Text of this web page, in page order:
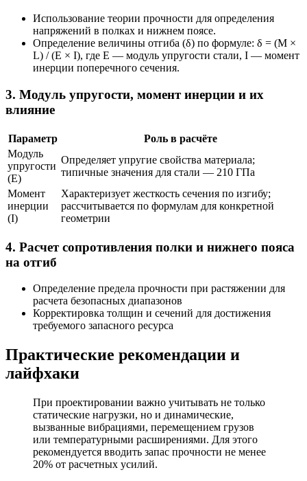
Использование теории прочности для определения
напряжений в полках и нижнем поясе.
Определение величины отгиба (δ) по формуле: δ = (M ×
L) / (E × I), где E — модуль упругости стали, I — момент
инерции поперечного сечения.
3. Модуль упругости, момент инерции и их
влияние
Параметр
Роль в расчёте
Модуль
упругости
(E)
Определяет упругие свойства материала;
типичные значения для стали — 210 ГПа
Момент
инерции
(I)
Характеризует жесткость сечения по изгибу;
рассчитывается по формулам для конкретной
геометрии
4. Расчет сопротивления полки и нижнего пояса
на отгиб
Определение предела прочности при растяжении для
расчета безопасных диапазонов
Корректировка толщин и сечений для достижения
требуемого запасного ресурса
Практические рекомендации и
лайфхаки
При проектировании важно учитывать не только
статические нагрузки, но и динамические,
вызванные вибрациями, перемещением грузов
или температурными расширениями. Для этого
рекомендуется вводить запас прочности не менее
20% от расчетных усилий.